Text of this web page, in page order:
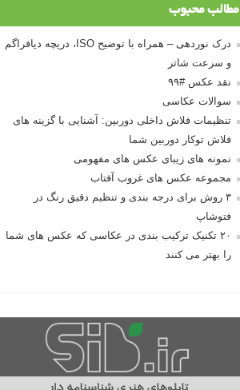
مطالب محبوب
درک نوردهی – همراه با توضیح ISO، دریچه دیافراگم
و سرعت شاتر
نقد عکس #۹۹
سوالات عکاسی
تنظیمات فلاش داخلی دوربین: آشنایی با گزینه های
فلاش توکار دوربین شما
نمونه های زیبای عکس های مفهومی
مجموعه عکس های غروب آفتاب
۳ روش برای درجه بندی و تنظیم دقیق رنگ در
فتوشاپ
۲۰ تکنیک ترکیب بندی در عکاسی که عکس های شما
را بهتر می کنند